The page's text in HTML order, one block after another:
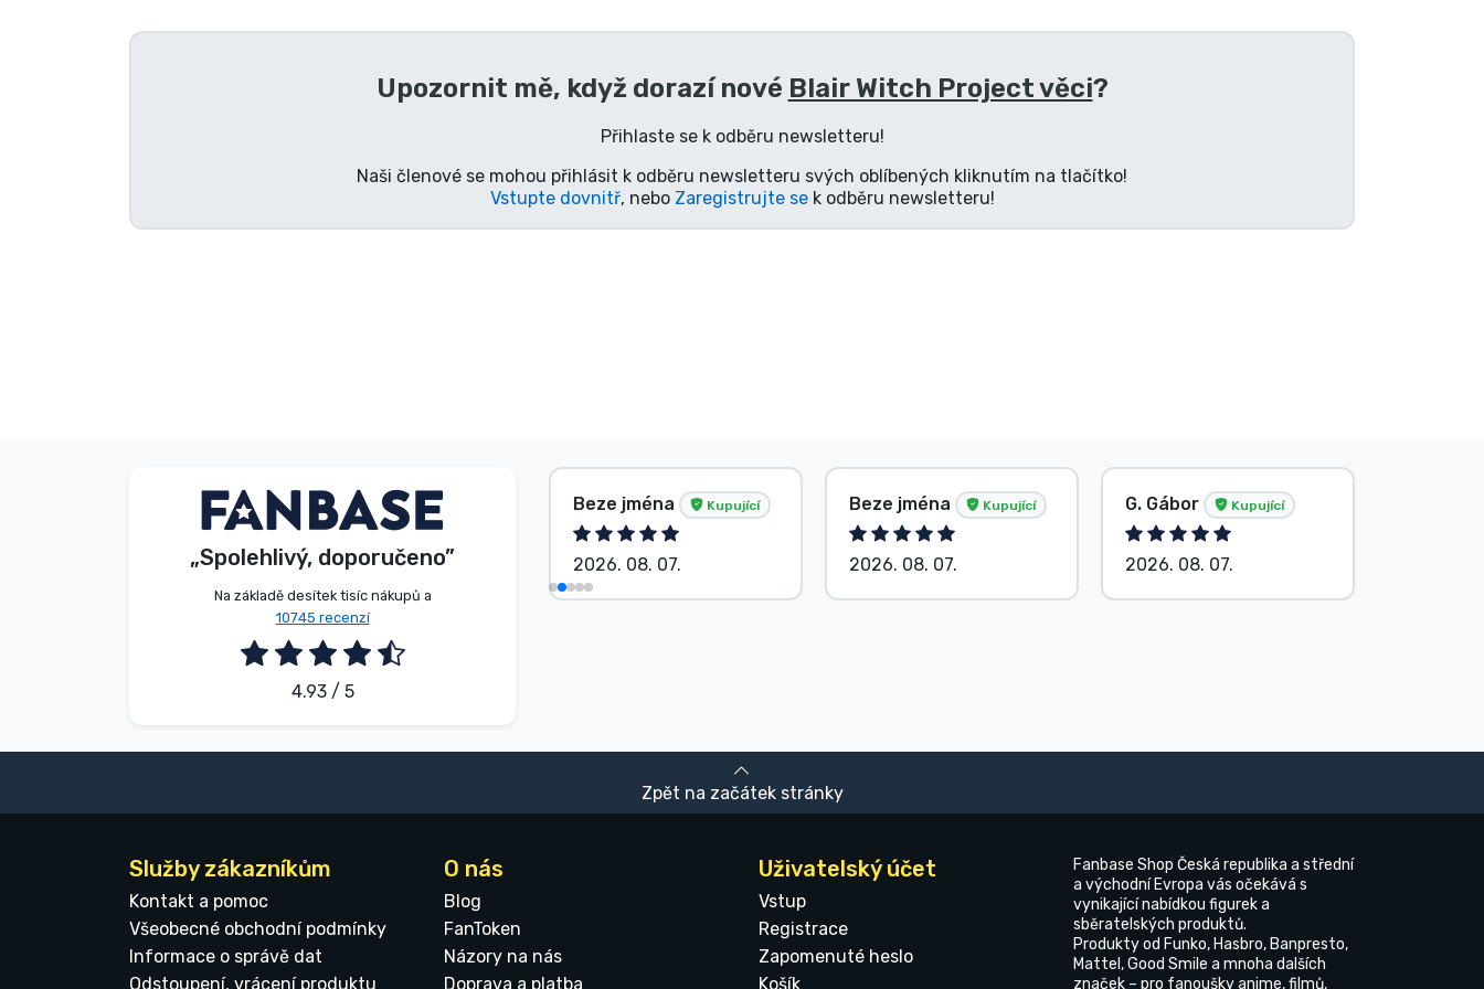
Upozornit mě, když dorazí nové Blair Witch Project věci?
Přihlaste se k odběru newsletteru!
Naši členové se mohou přihlásit k odběru newsletteru svých oblíbených kliknutím na tlačítko!
Vstupte dovnitř, nebo Zaregistrujte sek odběru newsletteru!
„Spolehlivý, doporučeno”
Na základě desítek tisíc nákupů a
10745 recenzí
4.93 / 5
Beze jména Kupující
2026. 08. 08.
Beze jména Kupující
2026. 08. 07.
Beze jména Kupující
2026. 08. 07.
G. Gábor Kupující
2026. 08. 07.
Zpět na začátek stránky
Služby zákazníkům
Kontakt a pomoc
Všeobecné obchodní podmínky
Informace o správě dat
Odstoupení, vrácení produktu
O nás
Blog
FanToken
Názory na nás
Doprava a platba
Uživatelský účet
Vstup
Registrace
Zapomenuté heslo
Košík
Fanbase Shop Česká republika a střední
a východní Evropa vás očekává s
vynikající nabídkou figurek a
sběratelských produktů.
Produkty od Funko, Hasbro, Banpresto,
Mattel, Good Smile a mnoha dalších
značek – pro fanoušky anime, filmů,
Seriálové věci
Anime věci